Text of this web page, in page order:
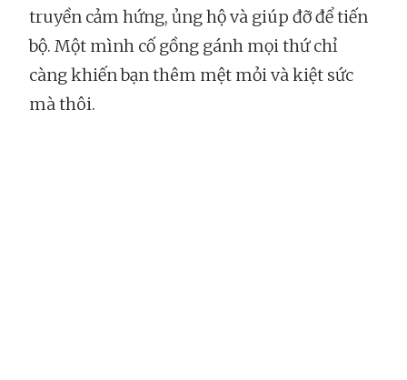
truyền cảm hứng, ủng hộ và giúp đỡ để tiến
bộ. Một mình cố gồng gánh mọi thứ chỉ
càng khiến bạn thêm mệt mỏi và kiệt sức
mà thôi.